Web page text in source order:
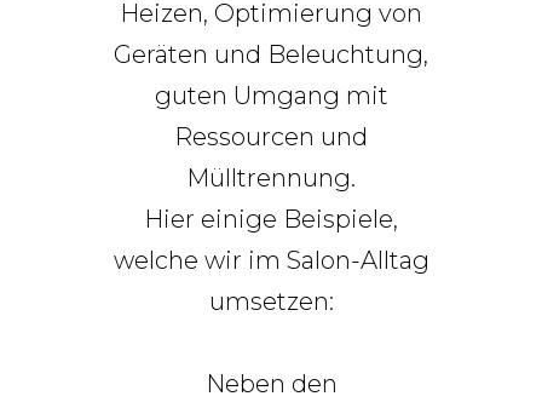
Heizen, Optimierung von
Geräten und Beleuchtung,
guten Umgang mit
Ressourcen und
Mülltrennung.
Hier einige Beispiele,
welche wir im Salon-Alltag
umsetzen:
Neben den